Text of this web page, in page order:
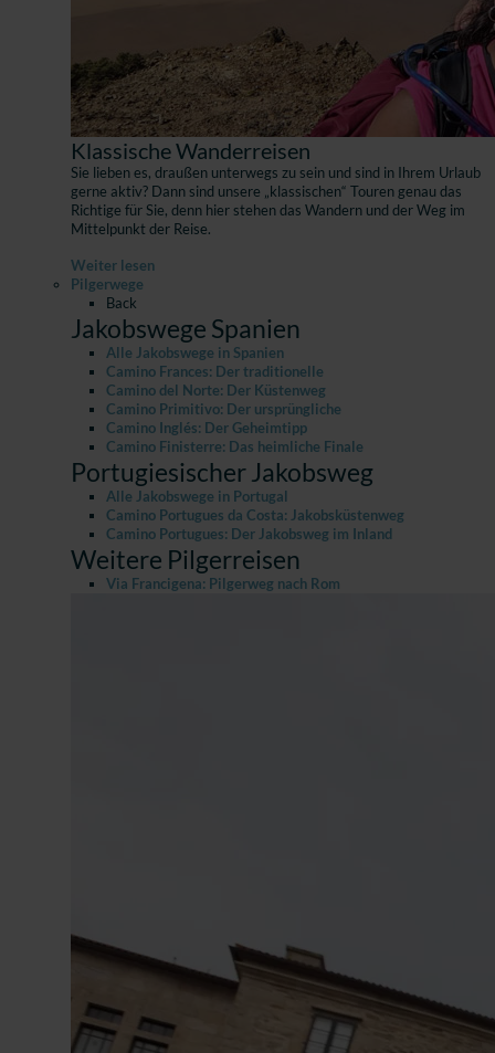
Klassische Wanderreisen
Sie lieben es, draußen unterwegs zu sein und sind in Ihrem Urlaub
gerne aktiv? Dann sind unsere „klassischen“ Touren genau das
Richtige für Sie, denn hier stehen das Wandern und der Weg im
Mittelpunkt der Reise.
Weiter lesen
Pilgerwege
Back
Jakobswege Spanien
Alle Jakobswege in Spanien
Camino Frances: Der traditionelle
Camino del Norte: Der Küstenweg
Camino Primitivo: Der ursprüngliche
Camino Inglés: Der Geheimtipp
Camino Finisterre: Das heimliche Finale
Portugiesischer Jakobsweg
Alle Jakobswege in Portugal
Camino Portugues da Costa: Jakobsküstenweg
Camino Portugues: Der Jakobsweg im Inland
Weitere Pilgerreisen
Via Francigena: Pilgerweg nach Rom